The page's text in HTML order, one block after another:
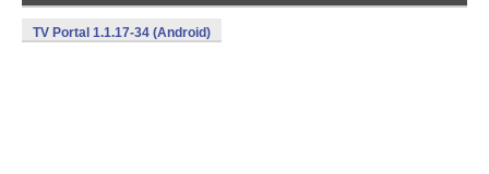
TV Portal 1.1.17-34 (Android)